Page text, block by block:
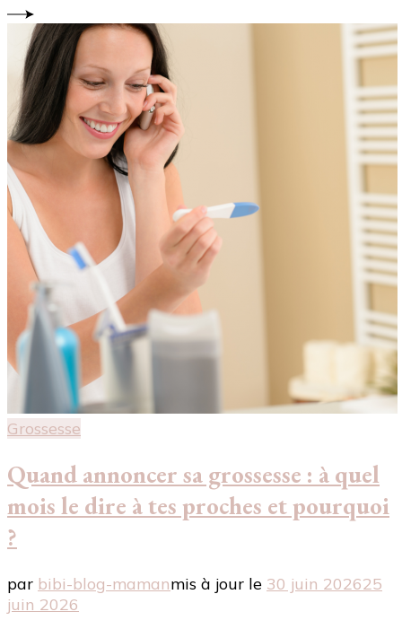
Grossesse
Quand annoncer sa grossesse : à quel
mois le dire à tes proches et pourquoi
?
par bibi-blog-mamanmis à jour le 30 juin 202625
juin 2026